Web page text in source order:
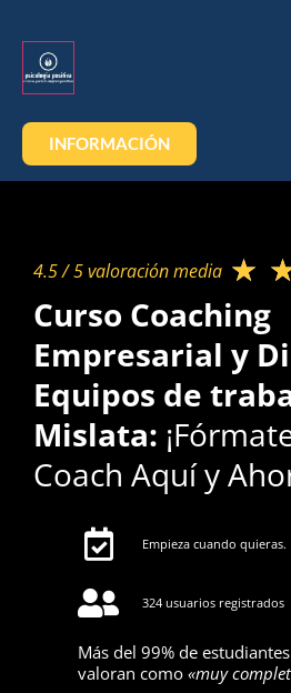
INFORMACIÓN
4.5 / 5 valoración media​ ★
Curso Coaching
Empresarial y
Equipos de
Mislata:
Coach Aquí y
Empieza cuando quieras.
324 usuarios registrados
Más del 99% de
valoran como «muy